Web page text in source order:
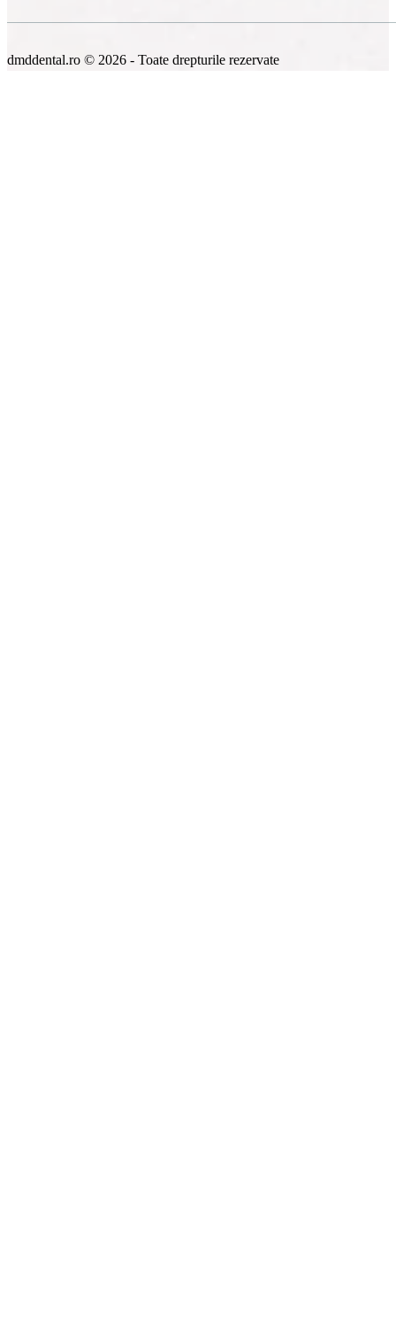
dmddental.ro © 2026 - Toate drepturile rezervate